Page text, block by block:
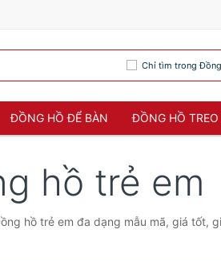
Chỉ tìm trong
ĐỒNG HỒ ĐỂ BÀN ĐỒNG HỒ
hồ trẻ em
hồ trẻ em đa dạng mẫu mã, giá tốt,